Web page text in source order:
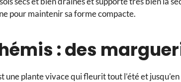
pour maintenir sa forme compacte.
: des
une plante vivace qui fleurit tout l’été et